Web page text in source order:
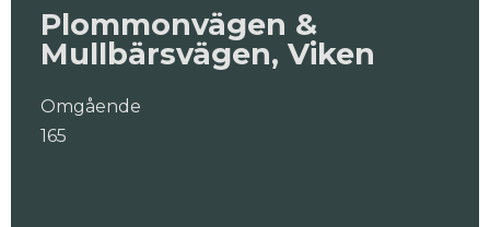
Plommonvägen &
Mullbärsvägen, Viken
Omgående
165